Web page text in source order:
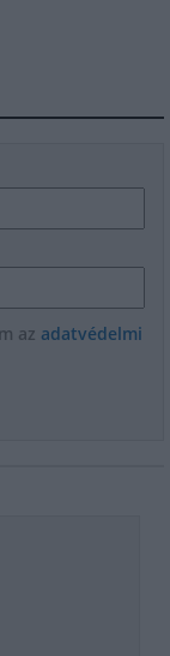
az adatvédelmi